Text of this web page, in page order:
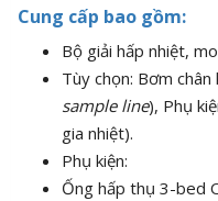
Cung cấp bao gồm:
Bộ giải hấp nhiệt,
Tùy chọn: Bơm
sample line), Phụ
gia nhiệt).
Phụ kiện:
Ống hấp thụ 3-bed